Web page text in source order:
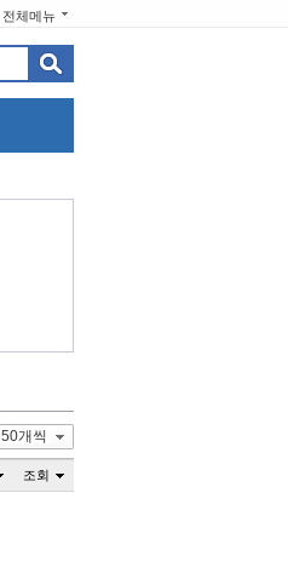
전체메뉴
50개씩
조회